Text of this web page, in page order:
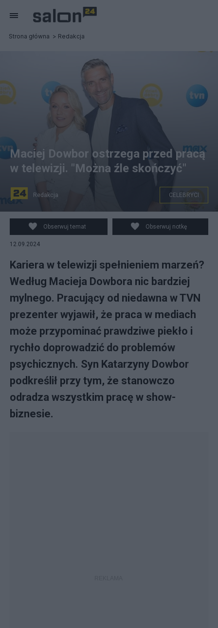
Strona główna Redakcja
Jedna z par prowadzący Dzień Dobry TVN Sandra
Hajduk-Popińska (L) i Maciej Dowbor (P). Fot.
PAP/Leszek Szymański
Maciej Dowbor ostrzega przed pracą
w telewizji. "Można źle skończyć"
Redakcja CELEBRYCI
Obserwuj temat Obserwuj notkę
12.09.2024
Kariera w telewizji spełnieniem marzeń?
Według Macieja Dowbora nic bardziej
mylnego. Pracujący od niedawna w TVN
prezenter wyjawił, że praca w mediach
może przypominać prawdziwe piekło i
rychło doprowadzić do problemów
psychicznych. Syn Katarzyny Dowbor
podkreślił przy tym, że stanowczo
odradza wszystkim pracę w show-
biznesie.